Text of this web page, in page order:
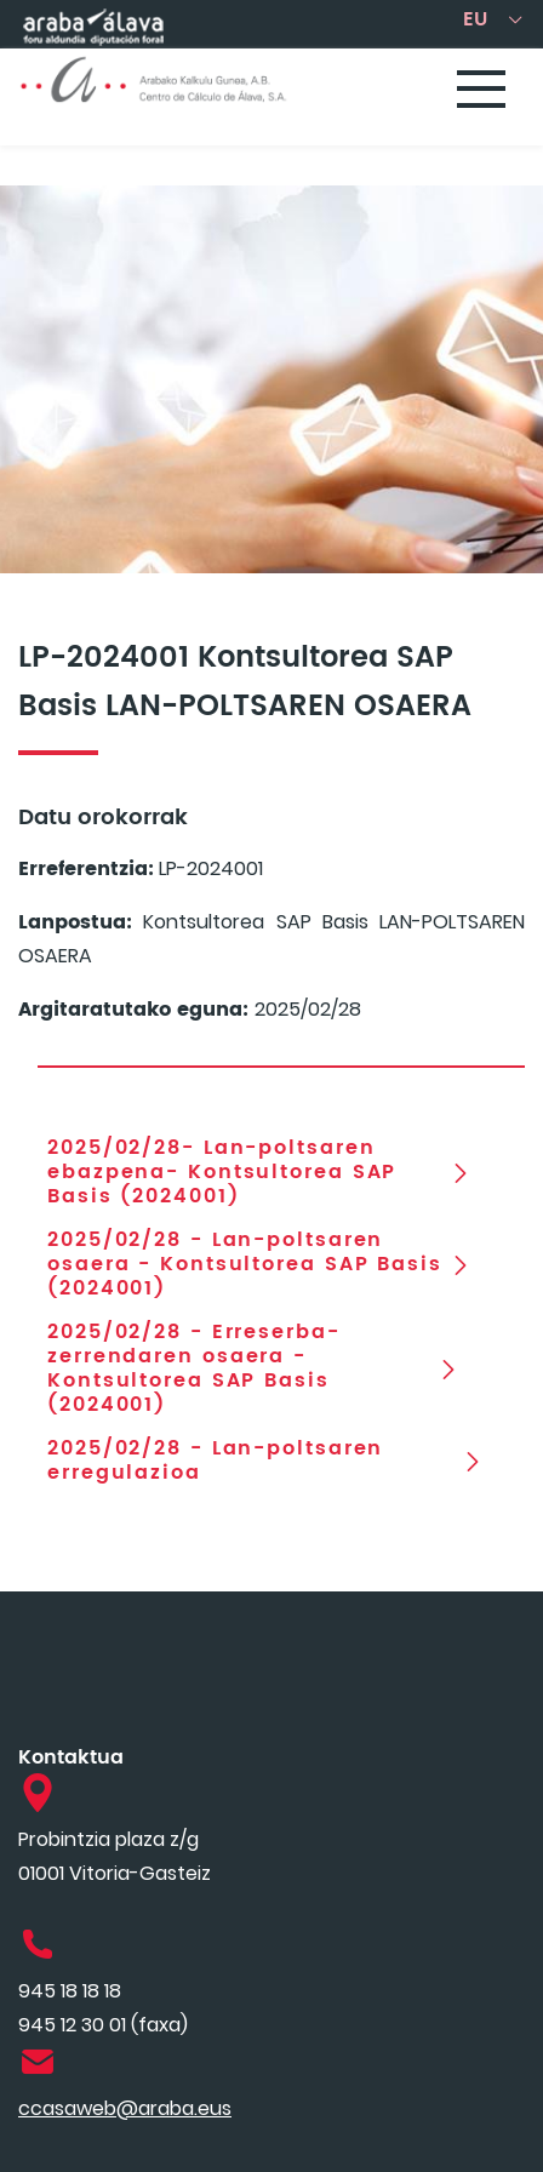
Eduki nagusira joan
LP-2024001 Kontsultorea SAP
Basis LAN-POLTSAREN OSAERA
Datu orokorrak
Erreferentzia: LP-2024001
Lanpostua: Kontsultorea SAP Basis LAN-POLTSAREN
OSAERA
Argitaratutako eguna: 2025/02/28
2025/02/28- Lan-poltsaren
ebazpena- Kontsultorea SAP
Basis (2024001)
2025/02/28 - Lan-poltsaren
osaera - Kontsultorea SAP Basis
(2024001)
2025/02/28 - Erreserba-
zerrendaren osaera -
Kontsultorea SAP Basis
(2024001)
2025/02/28 - Lan-poltsaren
erregulazioa
Kontaktua
Probintzia plaza z/g
01001 Vitoria-Gasteiz
945 18 18 18
945 12 30 01 (faxa)
ccasaweb@araba.eus